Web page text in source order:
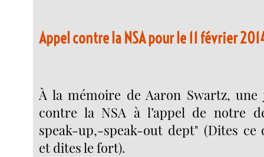
Appel contre la NSA pour le 11 février
À la mémoire de Aaron Swartz, une
contre la NSA à l’appel de notre
speak-up,-speak-out dept" (Dites ce
et dites le fort).